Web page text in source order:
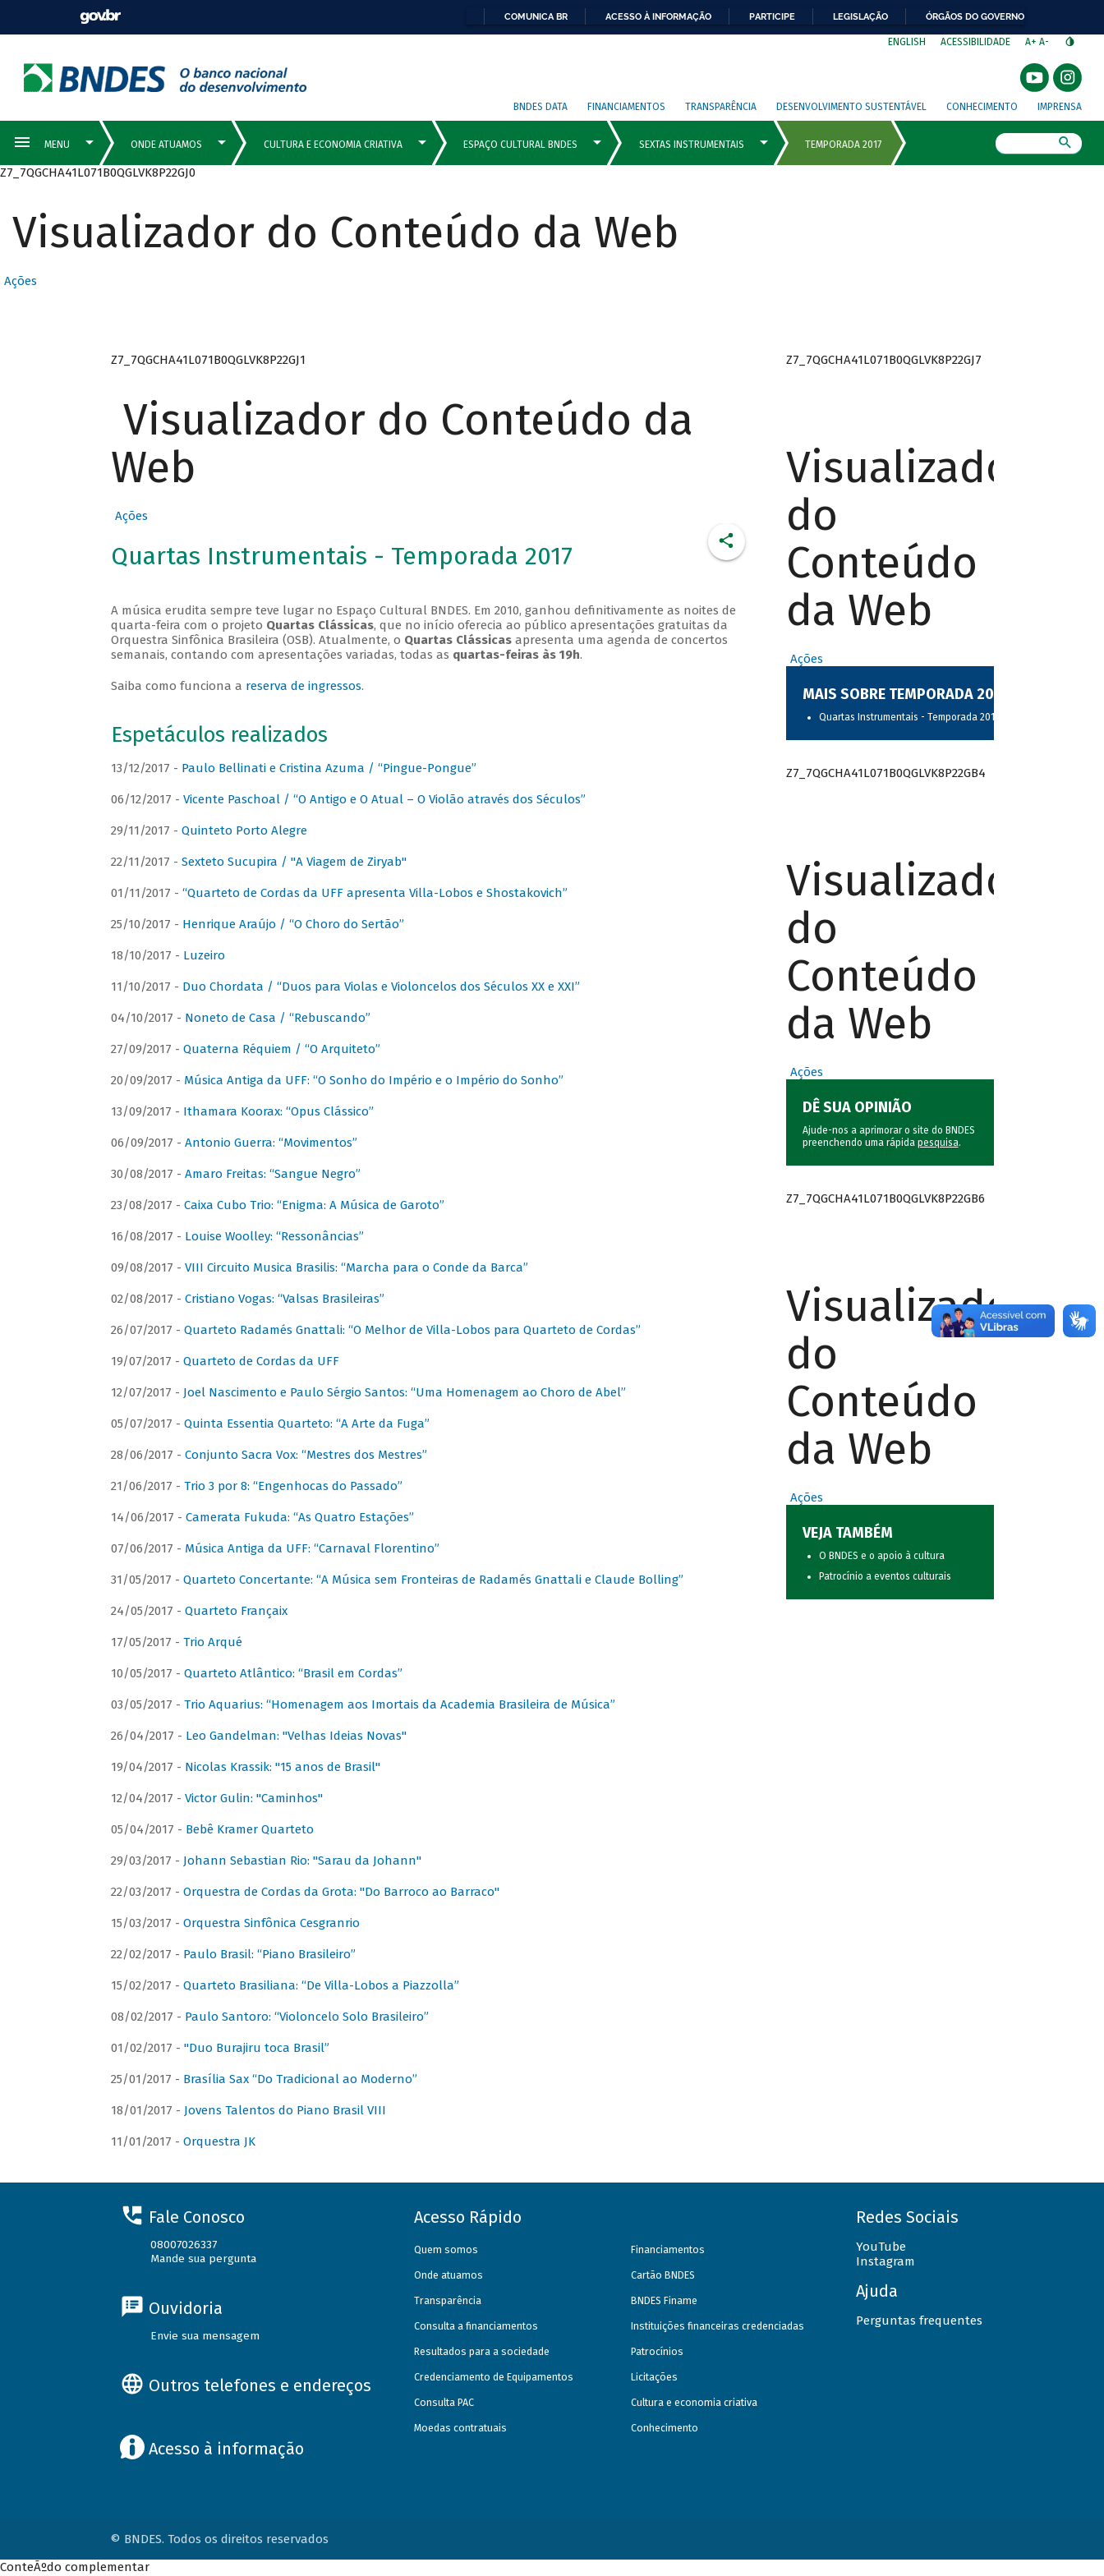
COMUNICA BR ACESSO À INFORMAÇÃO PARTICIPE LEGISLAÇÃO ÓRGÃOS DO GOVERNO
ENGLISH ACESSIBILIDADE A+ A-
BNDES DATA FINANCIAMENTOS TRANSPARÊNCIA DESENVOLVIMENTO SUSTENTÁVEL CONHECIMENTO IMPRENSA
Z7_7QGCHA41L071B0QGLVK8P22GJ0
Visualizador do Conteúdo da Web
Ações
Z7_7QGCHA41L071B0QGLVK8P22GJ1
Visualizador do Conteúdo da
Web
Ações
Quartas Instrumentais - Temporada 2017
A música erudita sempre teve lugar no Espaço Cultural BNDES. Em 2010, ganhou definitivamente as noites de
quarta-feira com o projeto Quartas Clássicas, que no início oferecia ao público apresentações gratuitas da
Orquestra Sinfônica Brasileira (OSB). Atualmente, o Quartas Clássicasapresenta uma agenda de concertos
semanais, contando com apresentações variadas, todas as quartas-feiras às 19h.
Saiba como funciona a reserva de ingressos.
Espetáculos realizados
13/12/2017 - Paulo Bellinati e Cristina Azuma / “Pingue-Pongue”
06/12/2017 - Vicente Paschoal / “O Antigo e O Atual – O Violão através dos Séculos”
29/11/2017 - Quinteto Porto Alegre
22/11/2017 - Sexteto Sucupira / "A Viagem de Ziryab"
01/11/2017 - “Quarteto de Cordas da UFF apresenta Villa-Lobos e Shostakovich”
25/10/2017 - Henrique Araújo / “O Choro do Sertão”
18/10/2017 - Luzeiro
11/10/2017 - Duo Chordata / “Duos para Violas e Violoncelos dos Séculos XX e XXI”
04/10/2017 - Noneto de Casa / “Rebuscando”
27/09/2017 - Quaterna Réquiem / “O Arquiteto”
20/09/2017 - Música Antiga da UFF: “O Sonho do Império e o Império do Sonho”
13/09/2017 - Ithamara Koorax: “Opus Clássico”
06/09/2017 - Antonio Guerra: “Movimentos”
30/08/2017 - Amaro Freitas: “Sangue Negro”
23/08/2017 - Caixa Cubo Trio: “Enigma: A Música de Garoto”
16/08/2017 - Louise Woolley: “Ressonâncias”
09/08/2017 - VIII Circuito Musica Brasilis: “Marcha para o Conde da Barca”
02/08/2017 - Cristiano Vogas: “Valsas Brasileiras”
26/07/2017 - Quarteto Radamés Gnattali: “O Melhor de Villa-Lobos para Quarteto de Cordas”
19/07/2017 - Quarteto de Cordas da UFF
12/07/2017 - Joel Nascimento e Paulo Sérgio Santos: “Uma Homenagem ao Choro de Abel”
05/07/2017 - Quinta Essentia Quarteto: “A Arte da Fuga”
28/06/2017 - Conjunto Sacra Vox: “Mestres dos Mestres”
21/06/2017 - Trio 3 por 8: “Engenhocas do Passado”
14/06/2017 - Camerata Fukuda: “As Quatro Estações”
07/06/2017 - Música Antiga da UFF: “Carnaval Florentino”
31/05/2017 - Quarteto Concertante: “A Música sem Fronteiras de Radamés Gnattali e Claude Bolling”
24/05/2017 - Quarteto Françaix
17/05/2017 - Trio Arqué
10/05/2017 - Quarteto Atlântico: “Brasil em Cordas”
03/05/2017 - Trio Aquarius: “Homenagem aos Imortais da Academia Brasileira de Música”
26/04/2017 - Leo Gandelman: "Velhas Ideias Novas"
19/04/2017 - Nicolas Krassik: "15 anos de Brasil"
12/04/2017 - Victor Gulin: "Caminhos"
05/04/2017 - Bebê Kramer Quarteto
29/03/2017 - Johann Sebastian Rio: "Sarau da Johann"
22/03/2017 - Orquestra de Cordas da Grota: "Do Barroco ao Barraco"
15/03/2017 - Orquestra Sinfônica Cesgranrio
22/02/2017 - Paulo Brasil: “Piano Brasileiro”
15/02/2017 - Quarteto Brasiliana: “De Villa-Lobos a Piazzolla”
08/02/2017 - Paulo Santoro: “Violoncelo Solo Brasileiro”
01/02/2017 - "Duo Burajiru toca Brasil”
25/01/2017 - Brasília Sax “Do Tradicional ao Moderno”
18/01/2017 - Jovens Talentos do Piano Brasil VIII
11/01/2017 - Orquestra JK
Z7_7QGCHA41L071B0QGLVK8P22GJ7
Visualizador
do
Conteúdo
da Web
Ações
MAIS SOBRE TEMPORADA 2017
Quartas Instrumentais - Temporada 2017
Z7_7QGCHA41L071B0QGLVK8P22GB4
Visualizador
do
Conteúdo
da Web
Ações
DÊ SUA OPINIÃO
Ajude-nos a aprimorar o site do BNDES
preenchendo uma rápida pesquisa.
Z7_7QGCHA41L071B0QGLVK8P22GB6
Visualizador
do
Conteúdo
da Web
Ações
VEJA TAMBÉM
O BNDES e o apoio à cultura
Patrocínio a eventos culturais
Fale Conosco
08007026337
Mande sua pergunta
Ouvidoria
Envie sua mensagem
Outros telefones e endereços
Acesso à informação
Acesso Rápido
Quem somos
Onde atuamos
Transparência
Consulta a financiamentos
Resultados para a sociedade
Credenciamento de Equipamentos
Consulta PAC
Moedas contratuais
Financiamentos
Cartão BNDES
BNDES Finame
Instituições financeiras credenciadas
Patrocínios
Licitações
Cultura e economia criativa
Conhecimento
Redes Sociais
YouTube
Instagram
Ajuda
Perguntas frequentes
© BNDES. Todos os direitos reservados
ConteÃºdo complementar